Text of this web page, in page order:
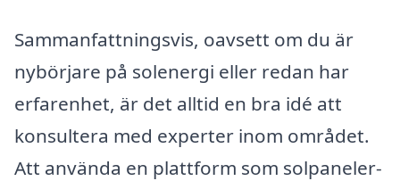
Sammanfattningsvis, oavsett om du är
nybörjare på solenergi eller redan har
erfarenhet, är det alltid en bra idé att
konsultera med experter inom området.
Att använda en plattform som solpaneler-